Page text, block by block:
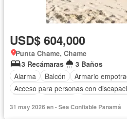
USD$ 604,000
Punta Chame, Chame
3 Recámaras
3 Baños
Alarma
Balcón Armario
Acceso para personas con
Vista panorámica
Seguridad
31 may 2026 en - Sea Confiable Panamá